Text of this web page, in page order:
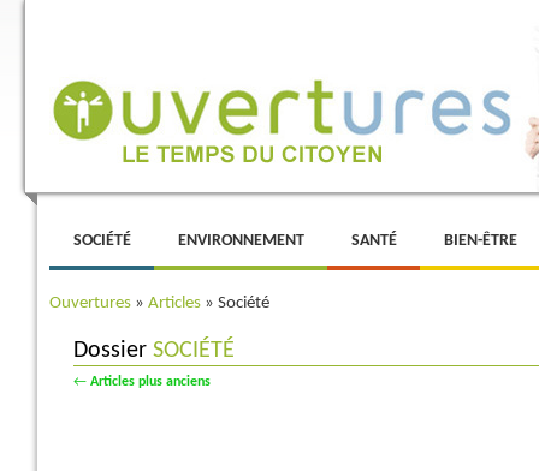
Menu principal
ALLER AU CONTENU PRINCIPAL
ALLER AU CONTENU SECONDAIRE
SOCIÉTÉ ENVIRONNEMENT SANTÉ BIEN-ÊTRE
Ouvertures » Articles » Société
Dossier SOCIÉTÉ
Navigation des articles
← Articles plus anciens